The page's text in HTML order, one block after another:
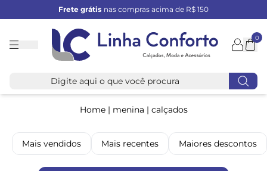
Frete grátis nas compras acima de R$ 150
Linha
0
Home| menina | calçados
Mais vendidos Mais recentes Maiores descontos